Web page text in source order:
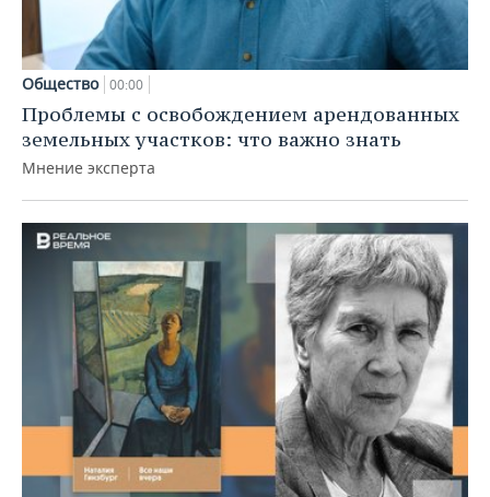
Общество 00:00
Проблемы с освобождением арендованных
земельных участков: что важно знать
Мнение эксперта